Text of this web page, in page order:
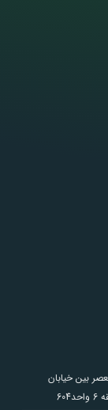
بین خیابان